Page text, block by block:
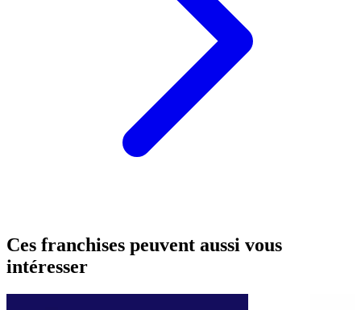
Ces franchises peuvent aussi vous
intéresser